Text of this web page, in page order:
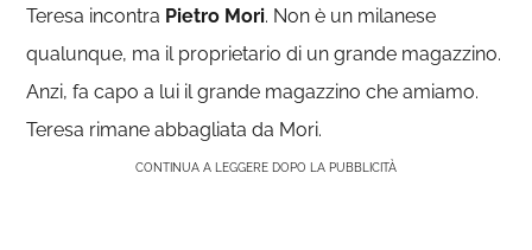
Teresa incontra Pietro Mori. Non è un milanese
qualunque, ma il proprietario di un grande magazzino.
Anzi, fa capo a lui il grande magazzino che amiamo.
Teresa rimane abbagliata da Mori.
CONTINUA A LEGGERE DOPO LA PUBBLICITÀ